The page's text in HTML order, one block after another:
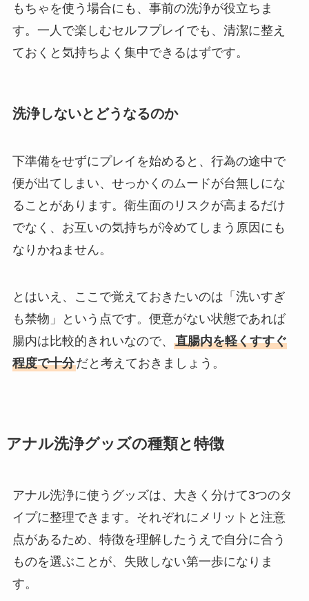
もちゃを使う場合にも、事前の洗浄が役立ちま
す。一人で楽しむセルフプレイでも、清潔に整え
ておくと気持ちよく集中できるはずです。
洗浄しないとどうなるのか
下準備をせずにプレイを始めると、行為の途中で
便が出てしまい、せっかくのムードが台無しにな
ることがあります。衛生面のリスクが高まるだけ
でなく、お互いの気持ちが冷めてしまう原因にも
なりかねません。
とはいえ、ここで覚えておきたいのは「洗いすぎ
も禁物」という点です。便意がない状態であれば
腸内は比較的きれいなので、 直腸内を軽くすすぐ
程度で十分だと考えておきましょう。
アナル洗浄グッズの種類と特徴
アナル洗浄に使うグッズは、大きく分けて3つのタ
イプに整理できます。それぞれにメリットと注意
点があるため、特徴を理解したうえで自分に合う
ものを選ぶことが、失敗しない第一歩になりま
す。